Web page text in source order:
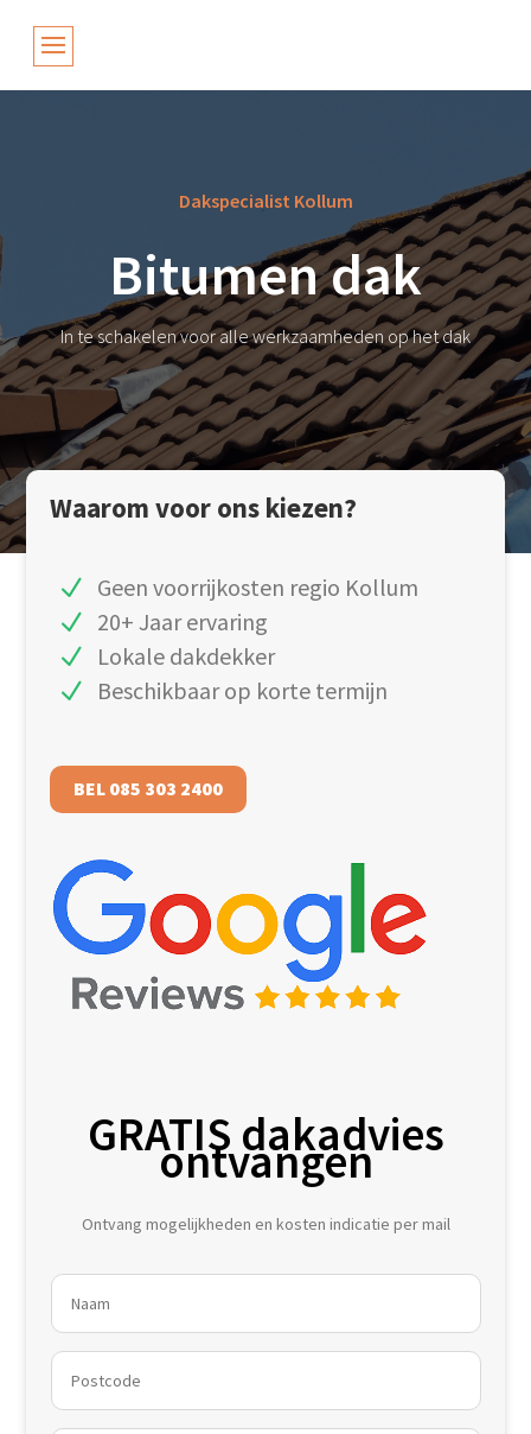
Dakspecialist Kollum
Bitumen dak
In te schakelen voor alle werkzaamheden op het dak
Waarom voor ons kiezen?
Geen voorrijkosten regio Kollum
20+ Jaar ervaring
Lokale dakdekker
Beschikbaar op korte termijn
BEL 085 303 2400
GRATIS dakadvies
ontvangen
Ontvang mogelijkheden en kosten indicatie per mail